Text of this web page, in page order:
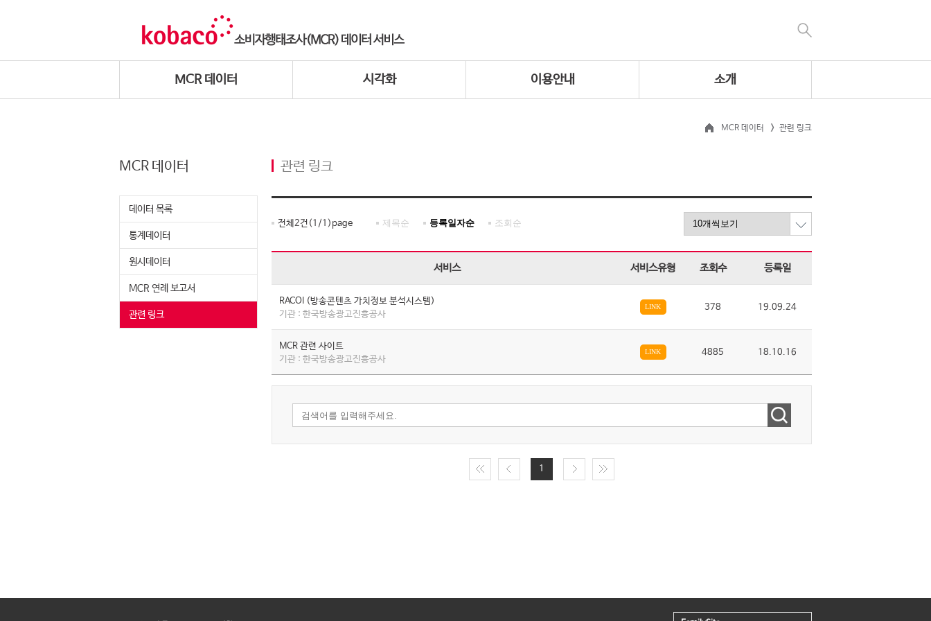
MCR 데이터 시각화 이용안내 소개
MCR 데이터 관련 링크
MCR 데이터
데이터 목록
통계데이터
원시데이터
MCR 연례 보고서
관련 링크
관련 링크
전체 2건(1 /1 )page 제목순 등록일자순 조회순
서비스 서비스유형 조회수 등록일
RACOI (방송콘텐츠 가치정보 분석시스템)
기관 : 한국방송광고진흥공사
LINK 378 19.09.24
MCR 관련 사이트
기관 : 한국방송광고진흥공사
LINK 4885 18.10.16
1